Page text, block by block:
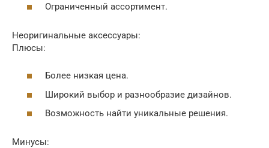
Ограниченный ассортимент.
Неоригинальные аксессуары:
Плюсы:
Более низкая цена.
Широкий выбор и разнообразие дизайнов.
Возможность найти уникальные решения.
Минусы: